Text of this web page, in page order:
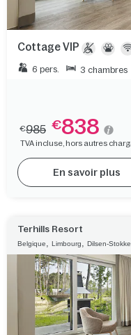
Cottage VIP
6 pers. 3 chambres
€985 €838
TVA incluse, hors autres
En savoir plus
Terhills Resort
Belgique, Limbourg, Dilsen-